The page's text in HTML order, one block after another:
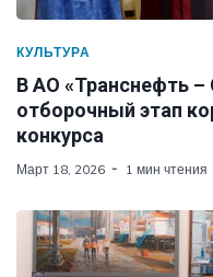
КУЛЬТУРА
В АО «Транснефть –
отборочный этап
конкурса
Март 18, 2026 1 мин чтения